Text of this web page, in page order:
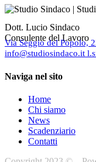
Dott. Lucio Sindaco
Consulente del Lavoro
Via Seggio del Popolo,
info@studiosindaco.it
Naviga nel sito
Home
Chi siamo
News
Scadenziario
Contatti